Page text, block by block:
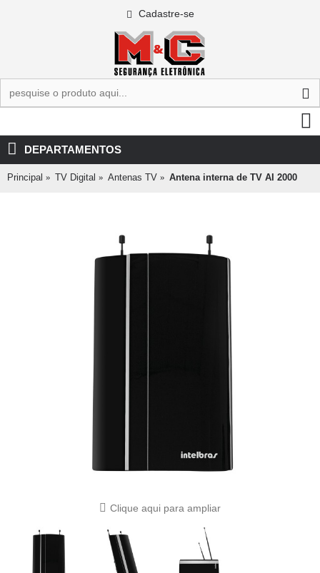
Cadastre-se
DEPARTAMENTOS
Principal TV Digital Antenas TV Antena interna de TV AI 2000
Clique aqui para ampliar